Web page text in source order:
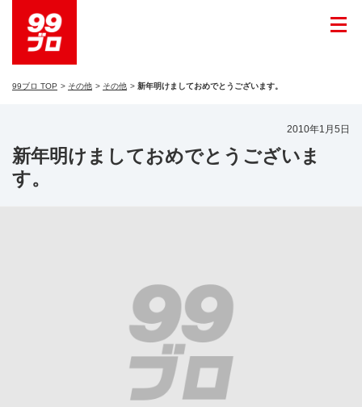
99ブロ TOP その他 その他 新年明けましておめでとうございます。
2010年1月5日
新年明けましておめでとうございま
す。